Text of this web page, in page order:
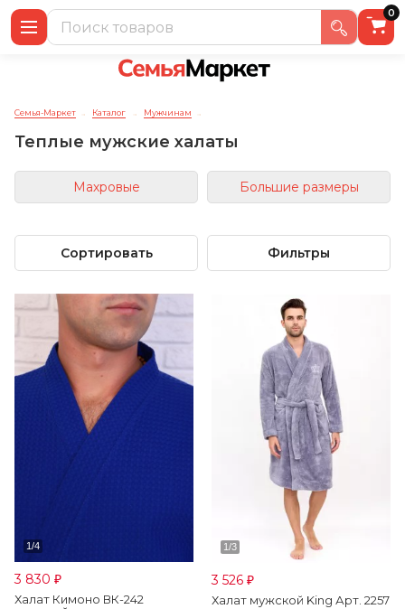
0
Семья-Маркет → Каталог → Мужчинам →
Теплые мужские халаты
Махровые Большие размеры
Сортировать Фильтры
3 830 ₽
Халат Кимоно ВК-242
3 526 ₽
Халат мужской King Арт. 2257